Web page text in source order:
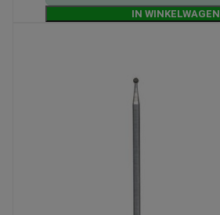
IN WINKELWAGEN